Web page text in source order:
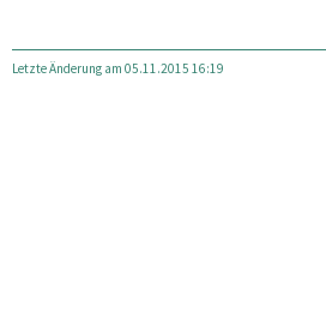
Letzte Änderung am 05.11.2015 16:19